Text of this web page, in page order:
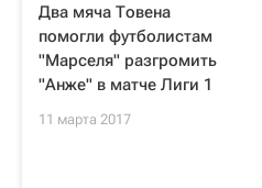
Два мяча Товена
помогли футболистам
"Марселя" разгромить
"Анже" в матче Лиги 1
11 марта 2017